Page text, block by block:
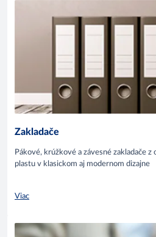
Zakladače
Pákové, krúžkové a závesné zakladače
plastu v klasickom aj modernom dizajne
Viac